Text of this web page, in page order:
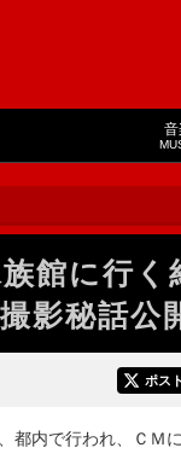
館に行
影秘話公
ポスト
都内で行われ、ＣＭ